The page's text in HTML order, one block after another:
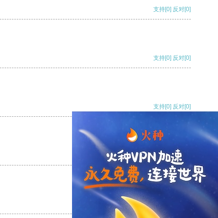
支持[0] 反对[0]
支持[0] 反对[0]
支持[0] 反对[0]
支持[0] 反对
支持